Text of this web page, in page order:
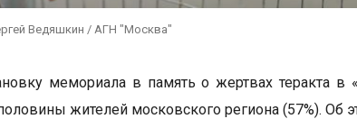
Ведяшкин / АГН "Москва"
мемориала в память о жертвах теракта в
жителей московского региона (57%). Об